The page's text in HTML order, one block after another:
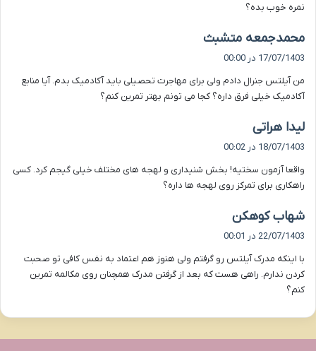
نمره خوب بده؟
محمدجمعه متشبث
:
17/07/1403 در 00:00
من آیلتس جنرال دادم ولی برای مهاجرت تحصیلی باید آکادمیک بدم. آیا منابع
آکادمیک خیلی فرق داره؟ کجا می تونم بهتر تمرین کنم؟
لیدا هراتی
:
18/07/1403 در 00:02
واقعا آزمون سختیه! بخش شنیداری و لهجه های مختلف خیلی گیجم کرد. کسی
راهکاری برای تمرکز روی لهجه ها داره؟
شهاب کوهکن
ف
:
22/07/1403 در 00:01
با اینکه مدرک آیلتس رو گرفتم ولی هنوز هم اعتماد به نفس کافی تو صحبت
کردن ندارم. راهی هست که بعد از گرفتن مدرک همچنان روی مکالمه تمرین
کنم؟